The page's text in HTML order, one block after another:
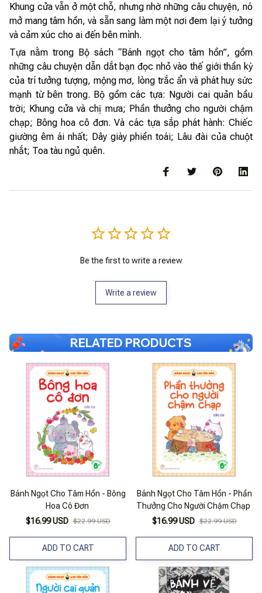
Khung cửa vẫn ở một chỗ, nhưng nhờ những câu chuyện, nó
mở mang tâm hồn, và sẵn sang làm một nơi đem lại ý tưởng
và cảm xúc cho ai đến bên mình.
Tựa nằm trong Bộ sách “Bánh ngọt cho tâm hồn”, gồm
những câu chuyện dẫn dắt bạn đọc nhỏ vào thế giới thần kỳ
của trí tưởng tượng, mộng mơ, lòng trắc ẩn và phát huy sức
mạnh từ bên trong. Bộ gồm các tựa: Người cai quản bầu
trời; Khung cửa và chị mưa; Phần thưởng cho người chậm
chạp; Bông hoa cô đơn. Và các tựa sắp phát hành: Chiếc
giường êm ái nhất; Dây giày phiền toái; Lâu đài của chuột
nhắt; Toa tàu ngủ quên.
Be the first to write a review
Write a review
RELATED PRODUCTS
Bánh Ngọt Cho Tâm Hồn - Bông
Hoa Cô Đơn
$16.99 USD $22.99 USD
ADD TO CART
Bánh Ngọt Cho Tâm Hồn - Phần
Thưởng Cho Người Chậm Chạp
$16.99 USD $22.99 USD
ADD TO CART